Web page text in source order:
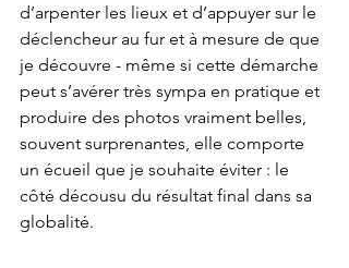
d’arpenter les lieux et d’appuyer sur le
déclencheur au fur et à mesure de que
je découvre - même si cette démarche
peut s’avérer très sympa en pratique et
produire des photos vraiment belles,
souvent surprenantes, elle comporte
un écueil que je souhaite éviter : le
côté décousu du résultat final dans sa
globalité.